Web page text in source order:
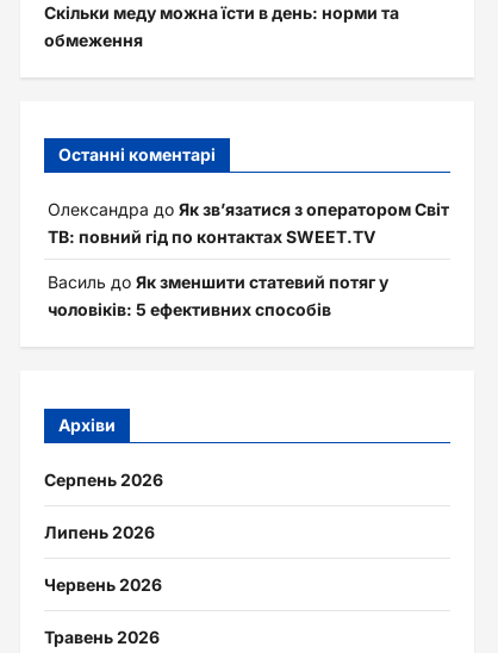
Скільки меду можна їсти в день: норми та
обмеження
Останні коментарі
Олександра до Як зв’язатися з оператором Світ
ТВ: повний гід по контактах SWEET.TV
Василь до Як зменшити статевий потяг у
чоловіків: 5 ефективних способів
Архіви
Серпень 2026
Липень 2026
Червень 2026
Травень 2026